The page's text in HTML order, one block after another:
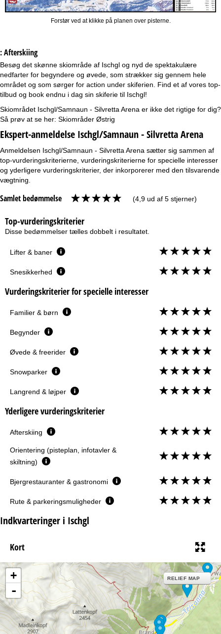
Forstør ved at klikke på planen over pisterne.
: Afterskiing
Besøg det skønne skiområde af Ischgl og nyd de spektakulære
nedfarter for begyndere og øvede, som strækker sig gennem hele
området og som sørger for action under skiferien. Find et af vores top-
tilbud og book endnu i dag sin skiferie til Ischgl!
Skiområdet Ischgl/Samnaun - Silvretta Arena er ikke det rigtige for dig?
Så prøv at se her: Skiområder Østrig
Ekspert-anmeldelse Ischgl/Samnaun - Silvretta Arena
Anmeldelsen Ischgl/Samnaun - Silvretta Arena sætter sig sammen af
top-vurderingskriterierne, vurderingskriterierne for specielle interesser
og yderligere vurderingskriterier, der inkorporerer med den tilsvarende
vægtning.
Samlet bedømmelse (4,9 ud af 5 stjerner)
Top-vurderingskriterier
Disse bedømmelser tælles dobbelt i resultatet.
Lifter & baner
Snesikkerhed
Vurderingskriterier for specielle interesser
Familier & børn
Begynder
Øvede & freerider
Snowparker
Langrend & løjper
Yderligere vurderingskriterier
Afterskiing
Orientering (pisteplan, infotavler &
skiltning)
Bjergrestauranter & gastronomi
Rute & parkeringsmuligheder
Indkvarteringer i Ischgl
Kort
+
-
RELIEF MAP